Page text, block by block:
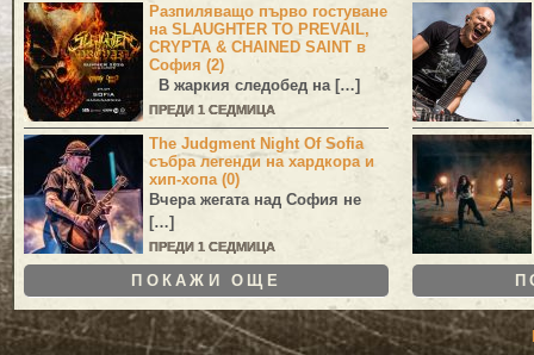
Разпиляващо първо гостуване
на SLAUGHTER TO PREVAIL,
CRYPTA & CHAINED SAINT в
София (2)
В жаркия следобед на […]
ПРЕДИ 1 СЕДМИЦА
The Judgment Night Of Sofia
събра легенди на хардкора и
хип-хопа (0)
Вчера жегата над София не
[…]
ПРЕДИ 1 СЕДМИЦА
ПОКАЖИ ОЩЕ